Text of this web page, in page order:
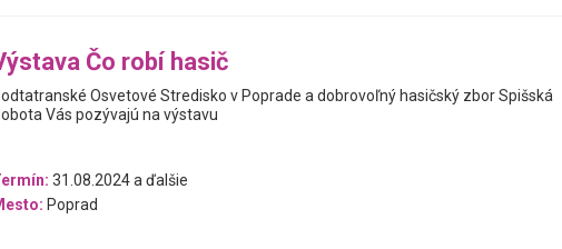
Čo robí hasič
Osvetové Stredisko v Poprade a dobrovoľný hasičský zbor Spišská
Vás pozývajú na výstavu
31.08.2024 a ďalšie
Poprad